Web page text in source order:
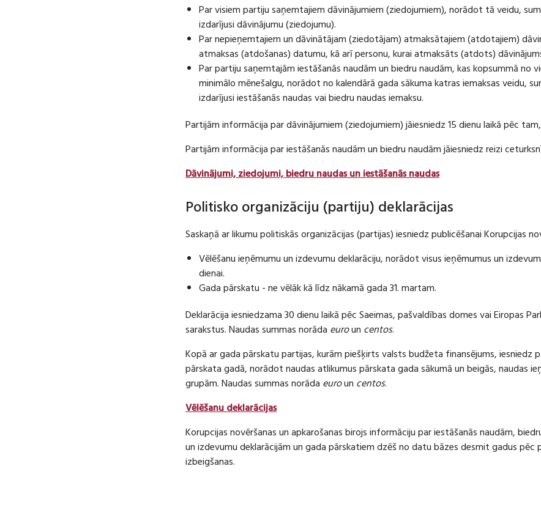
Par visiem partiju saņemtajiem dāvinājumiem (ziedojumiem), norādot tā veidu,
izdarījusi dāvinājumu (ziedojumu).
Par nepieņemtajiem un dāvinātājam (ziedotājam) atmaksātajiem (atdotajiem)
atmaksas (atdošanas) datumu, kā arī personu, kurai atmaksāts (atdots)
Par partiju saņemtajām iestāšanās naudām un biedru naudām, kas kopsummā no
minimālo mēnešalgu, norādot no kalendārā gada sākuma katras iemaksas veidu,
izdarījusi iestāšanās naudas vai biedru naudas iemaksu.
Partijām informācija par dāvinājumiem (ziedojumiem) jāiesniedz 15 dienu laikā pēc
Partijām informācija par iestāšanās naudām un biedru naudām jāiesniedz reizi
Dāvinājumi, ziedojumi, biedru naudas un iestāšanās naudas
Politisko organizāciju (partiju) deklarācijas
Saskaņā ar likumu politiskās organizācijas (partijas) iesniedz publicēšanai Korupcijas
Vēlēšanu ieņēmumu un izdevumu deklarāciju, norādot visus ieņēmumus un
dienai.
Gada pārskatu - ne vēlāk kā līdz nākamā gada 31. martam.
Deklarācija iesniedzama 30 dienu laikā pēc Saeimas, pašvaldības domes vai Eiropas
sarakstus. Naudas summas norāda euroun centos.
Kopā ar gada pārskatu partijas, kurām piešķirts valsts budžeta finansējums,
pārskata gadā, norādot naudas atlikumus pārskata gada sākumā un beigās, naudas
grupām. Naudas summas norāda euroun centos.
Vēlēšanu deklarācijas
Korupcijas novēršanas un apkarošanas birojs informāciju par iestāšanās naudām,
un izdevumu deklarācijām un gada pārskatiem dzēš no datu bāzes desmit gadus
izbeigšanas.